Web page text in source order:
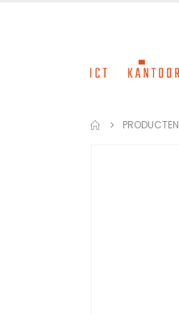
PRODUCTEN